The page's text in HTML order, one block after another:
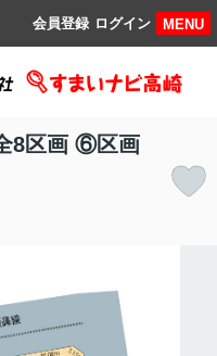
MENU
ログイン
会員登録
8区画 ⑥区画